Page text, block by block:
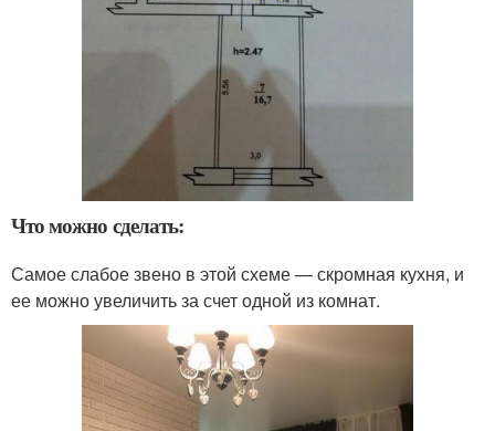
Что можно сделать:
Самое слабое звено в этой схеме — скромная кухня, и
ее можно увеличить за счет одной из комнат.